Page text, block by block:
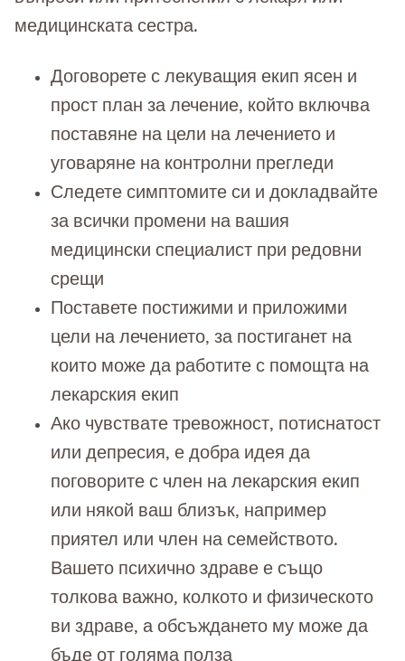
медицинската сестра.
Договорете с лекуващия екип ясен и
прост план за лечение, който включва
поставяне на цели на лечението и
уговаряне на контролни прегледи
Следете симптомите си и докладвайте
за всички промени на вашия
медицински специалист при редовни
срещи
Поставете постижими и приложими
цели на лечението, за постиганет на
които може да работите с помощта на
лекарския екип
Ако чувствате тревожност, потиснатост
или депресия, е добра идея да
поговорите с член на лекарския екип
или някой ваш близък, например
приятел или член на семейството.
Вашето психично здраве е също
толкова важно, колкото и физическото
ви здраве, а обсъждането му може да
бъде от голяма полза